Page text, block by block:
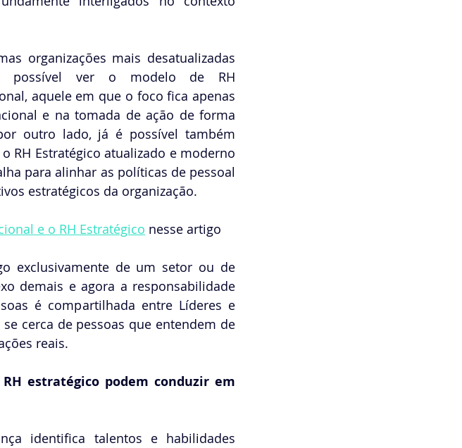
organizações mais desatualizadas
possível ver o modelo de RH
aquele em que o foco fica apenas
e na tomada de ação de forma
outro lado, já é possível também
RH Estratégico atualizado e moderno
para alinhar as políticas de pessoal
estratégicos da organização.
e o RH Estratégico nesse artigo
exclusivamente de um setor ou de
demais e agora a responsabilidade
é compartilhada entre Líderes e
cerca de pessoas que entendem de
reais.
estratégico podem conduzir em
identifica talentos e habilidades